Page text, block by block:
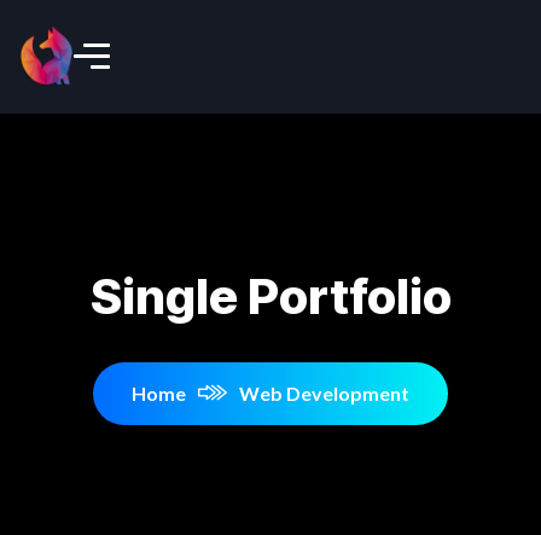
Single Portfolio
Home Web Development